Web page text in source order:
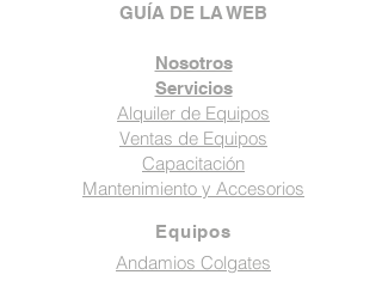
GUÍA DE LA WEB
Nosotros
Servicios
Alquiler de Equipos
Ventas de Equipos
Capacitación
Mantenimiento y Accesorios
Equipos
Andamios Colgates